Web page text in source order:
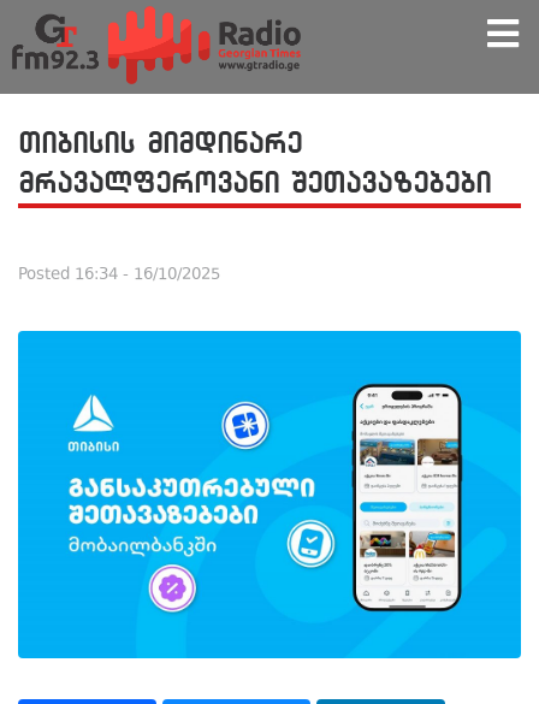
თიბისის მიმდინარე
მრავალფეროვანი შეთავაზებები
Posted 16:34 - 16/10/2025